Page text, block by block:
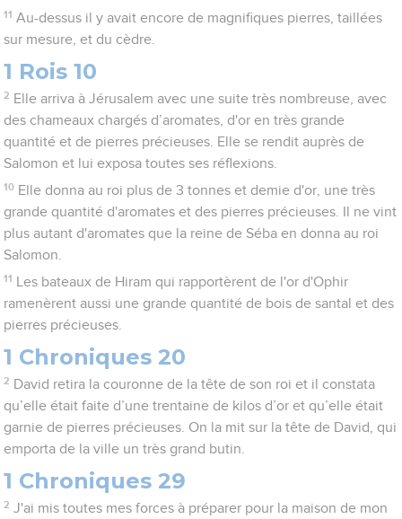
11 Au-dessus il y avait encore de magnifiques pierres, taillées
sur mesure, et du cèdre.
1 Rois 10
2 Elle arriva à Jérusalem avec une suite très nombreuse, avec
des chameaux chargés d’aromates, d'or en très grande
quantité et de pierres précieuses. Elle se rendit auprès de
Salomon et lui exposa toutes ses réflexions.
10 Elle donna au roi plus de 3 tonnes et demie d'or, une très
grande quantité d'aromates et des pierres précieuses. Il ne vint
plus autant d'aromates que la reine de Séba en donna au roi
Salomon.
11
Les bateaux de Hiram qui rapportèrent de l'or d'Ophir
ramenèrent aussi une grande quantité de bois de santal et des
pierres précieuses.
1 Chroniques 20
2 David retira la couronne de la tête de son roi et il constata
qu’elle était faite d’une trentaine de kilos d’or et qu’elle était
garnie de pierres précieuses. On la mit sur la tête de David, qui
emporta de la ville un très grand butin.
1 Chroniques 29
2 J'ai mis toutes mes forces à préparer pour la maison de mon